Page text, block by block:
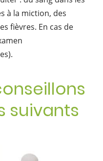
à la miction, des
fièvres. En cas de
suivants